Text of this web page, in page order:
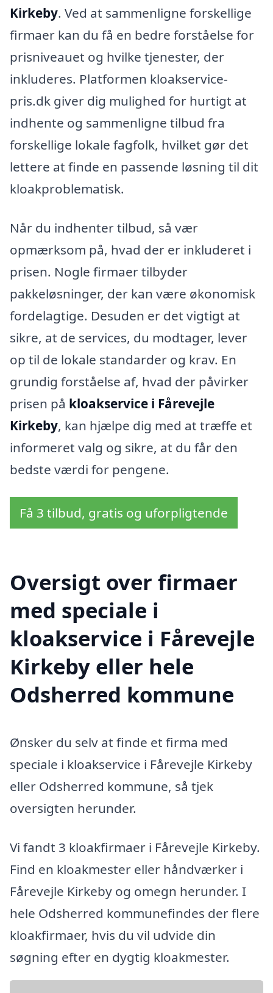
Kirkeby. Ved at sammenligne forskellige
firmaer kan du få en bedre forståelse for
prisniveauet og hvilke tjenester, der
inkluderes. Platformen kloakservice-
pris.dk giver dig mulighed for hurtigt at
indhente og sammenligne tilbud fra
forskellige lokale fagfolk, hvilket gør det
lettere at finde en passende løsning til dit
kloakproblematisk.
Når du indhenter tilbud, så vær
opmærksom på, hvad der er inkluderet i
prisen. Nogle firmaer tilbyder
pakkeløsninger, der kan være økonomisk
fordelagtige. Desuden er det vigtigt at
sikre, at de services, du modtager, lever
op til de lokale standarder og krav. En
grundig forståelse af, hvad der påvirker
prisen på kloakservice i Fårevejle
Kirkeby, kan hjælpe dig med at træffe et
informeret valg og sikre, at du får den
bedste værdi for pengene.
Få 3 tilbud, gratis og uforpligtende
Oversigt over firmaer
med speciale i
kloakservice i Fårevejle
Kirkeby eller hele
Odsherred kommune
Ønsker du selv at finde et firma med
speciale i kloakservice i Fårevejle Kirkeby
eller Odsherred kommune, så tjek
oversigten herunder.
Vi fandt 3 kloakfirmaer i Fårevejle Kirkeby.
Find en kloakmester eller håndværker i
Fårevejle Kirkeby og omegn herunder. I
hele Odsherred kommunefindes der flere
kloakfirmaer, hvis du vil udvide din
søgning efter en dygtig kloakmester.